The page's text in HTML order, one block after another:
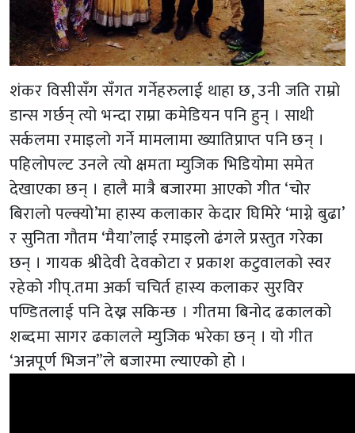
शंकर विसीसँग सँगत गर्नेहरुलाई थाहा छ, उनी जति राम्रो
डान्स गर्छन् त्यो भन्दा राम्रा कमेडियन पनि हुन् । साथी
सर्कलमा रमाइलो गर्ने मामलामा ख्यातिप्राप्त पनि छन् ।
पहिलोपल्ट उनले त्यो क्षमता म्युजिक भिडियोमा समेत
देखाएका छन् । हालै मात्रै बजारमा आएको गीत ‘चोर
बिरालो पल्क्यो’मा हास्य कलाकार केदार घिमिरे ‘माग्ने बुढा’
र सुनिता गौतम ‘मैया’लाई रमाइलो ढंगले प्रस्तुत गरेका
छन् । गायक श्रीदेवी देवकोटा र प्रकाश कटुवालको स्वर
रहेको गीप्.तमा अर्का चचिर्त हास्य कलाकर सुरविर
पण्डितलाई पनि देख्न सकिन्छ । गीतमा बिनोद ढकालको
शब्दमा सागर ढकालले म्युजिक भरेका छन् । यो गीत
‘अन्नपूर्ण भिजन”ले बजारमा ल्याएको हो ।